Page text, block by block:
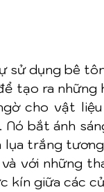
sử dụng bê
tạo ra
cho vật
Nó bắt ánh
lụa trắng
với những
kín giữa các